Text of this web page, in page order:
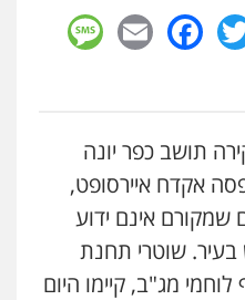
עו"ד
עורכי דין
Twitter
Facebook
Email
תושב כפר יונה
אקדח איירסופט,
שמקורם אינם ידוע
בעיר. שוטרי תחנת
מג"ב, קיימו היום
משרד עורכי דין
לענייני אסירים תעבורה